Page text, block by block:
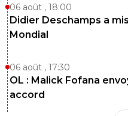
06 août , 18:00
Didier Deschamps a
Mondial
06 août , 17:30
OL : Malick Fofana
accord